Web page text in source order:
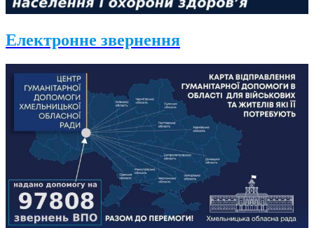
Електронне звернення